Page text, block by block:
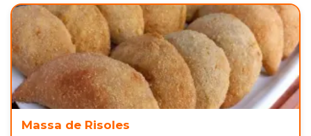
Massa de Risoles